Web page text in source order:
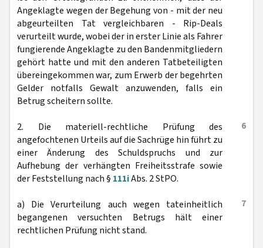
Angeklagte wegen der Begehung von - mit der neu
abgeurteilten Tat vergleichbaren - Rip-Deals
verurteilt wurde, wobei der in erster Linie als Fahrer
fungierende Angeklagte zu den Bandenmitgliedern
gehört hatte und mit den anderen Tatbeteiligten
übereingekommen war, zum Erwerb der begehrten
Gelder notfalls Gewalt anzuwenden, falls ein
Betrug scheitern sollte.
6
2. Die materiell-rechtliche Prüfung des
angefochtenen Urteils auf die Sachrüge hin führt zu
einer Änderung des Schuldspruchs und zur
Aufhebung der verhängten Freiheitsstrafe sowie
der Feststellung nach § 111iAbs. 2 StPO.
7
a) Die Verurteilung auch wegen tateinheitlich
begangenen versuchten Betrugs hält einer
rechtlichen Prüfung nicht stand.